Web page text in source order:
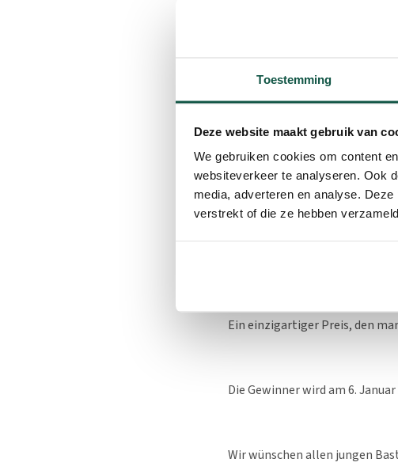
Toestemming
Deze website maakt gebruik van
We gebruiken cookies om content
websiteverkeer te analyseren. Ook
media, adverteren en analyse.
verstrekt of die ze hebben
Drucke die Bastelvorlage
Bastle dein schönstes
Schicke das Foto bis zum
2025” an.
Gib deinen Namen, dein
bedruckt mit seinem oder
Ein einzigartiger Preis, den
Die Gewinner wird am 6.
Wir wünschen allen jungen